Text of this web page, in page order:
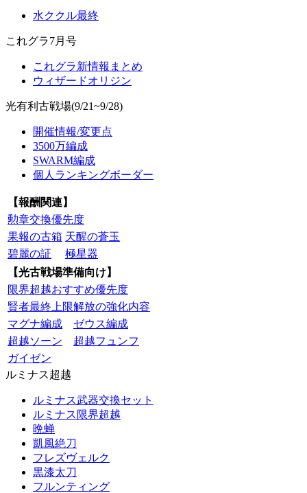
水ククル最終
これグラ7月号
これグラ新情報まとめ
ウィザードオリジン
光有利古戦場(9/21~9/28)
開催情報/変更点
3500万編成
SWARM編成
個人ランキングボーダー
【報酬関連】
勲章交換優先度
果報の古箱 天醒の蒼玉
碧麗の証
極星器
【光古戦場準備向け】
限界超越おすすめ優先度
賢者最終上限解放の強化内容
マグナ編成
ゼウス編成
超越ソーン
超越フュンフ
ガイゼン
ルミナス超越
ルミナス武器交換セット
ルミナス限界超越
晩蝉
凱風絶刀
フレズヴェルク
黒漆太刀
フルンティング